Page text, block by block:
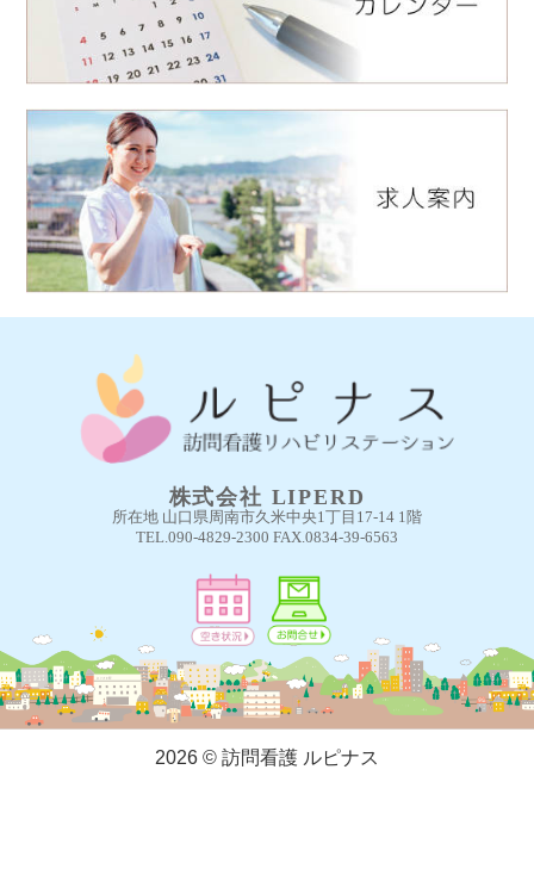
株式会社 LIPERD
所在地 山口県周南市久米中央1丁目17-14 1階
TEL.090-4829-2300 FAX.0834-39-6563
2026 © 訪問看護 ルピナス